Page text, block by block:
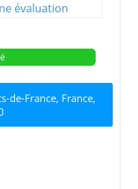
évaluation
de-France, France,